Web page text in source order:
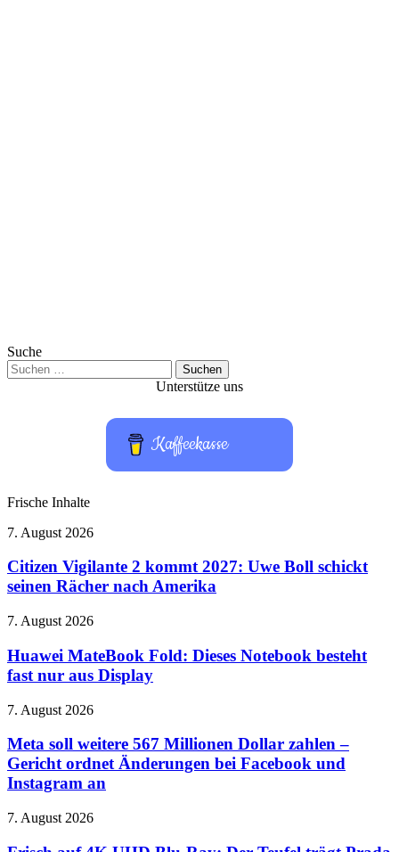
Suche
Suchen
nach:
Unterstütze uns
Kaffeekasse
Frische Inhalte
Citizen
2
kommt
2027:
Boll
seinen
Rächer
Amerika
7. August 2026
Citizen Vigilante 2 kommt 2027: Uwe Boll schickt
seinen Rächer nach Amerika
Huawei
Fold:
Dieses
Notebook
fast
aus
Display
7. August 2026
Huawei MateBook Fold: Dieses Notebook besteht
fast nur aus Display
Meta
weitere
567
Millionen
Dollar
–
7. August 2026
Meta soll weitere 567 Millionen Dollar zahlen –
Gericht ordnet Änderungen bei Facebook und
Instagram an
Frisch
4K
7. August 2026